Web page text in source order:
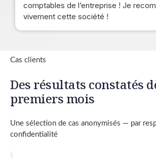
comptables de l’entreprise ! Je
vivement cette société !
Cas clients
Des résultats constatés
premiers mois
Une sélection de cas anonymisés — par
confidentialité